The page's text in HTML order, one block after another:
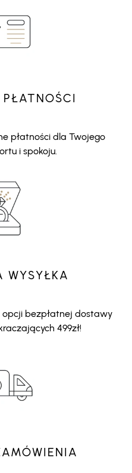
płatności dla Twojego
i spokoju.
WYSYŁKA
bezpłatnej dostawy
499zł!